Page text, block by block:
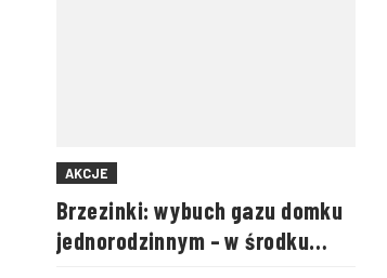
AKCJE
Brzezinki: wybuch gazu domku
jednorodzinnym – w środku